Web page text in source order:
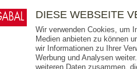
THEMEN
RIGHTS
DIESE WEBSEITE
Wir verwenden Cookies, um
Medien anbieten zu können
wir Informationen zu Ihrer
Werbung und Analysen
weiteren Daten zusammen,